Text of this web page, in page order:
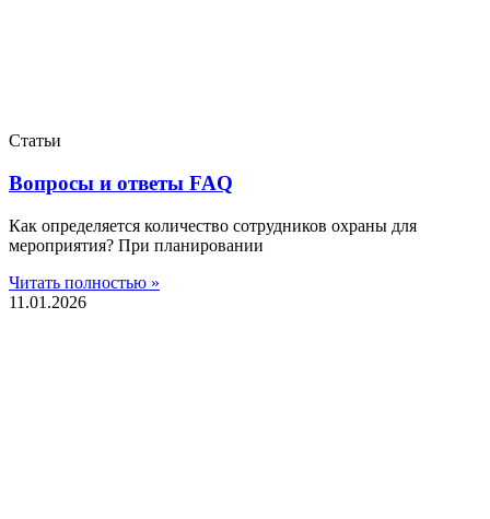
Статьи
Вопросы и ответы FAQ
Как определяется количество сотрудников охраны для
мероприятия? При планировании
Читать полностью »
11.01.2026